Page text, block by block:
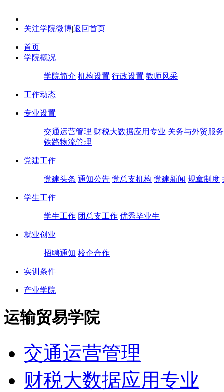
关注学院微博|返回首页
首页
学院概况
学院简介 机构设置 行政设置 教师风采
工作动态
专业设置
交通运营管理 财税大数据应用专业 关务与外贸服务
铁路物流管理
党建工作
党建头条 通知公告 党总支机构 党建新闻 规章制度
学生工作
学生工作 团总支工作 优秀毕业生
就业创业
招聘通知 校企合作
实训条件
产业学院
运输贸易学院
交通运营管理
财税大数据应用专业